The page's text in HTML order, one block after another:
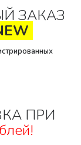
ЗАКАЗ
ПРИ